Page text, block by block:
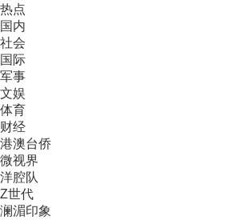
热点
国内
社会
国际
军事
文娱
体育
财经
港澳台侨
微视界
洋腔队
Z世代
澜湄印象